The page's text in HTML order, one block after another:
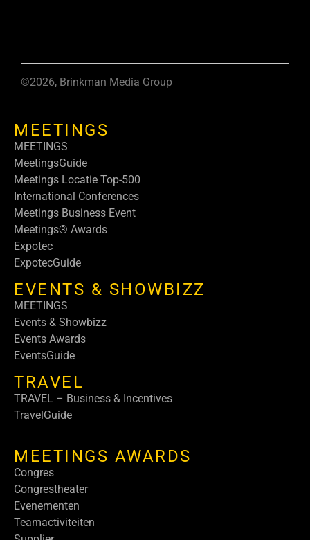
©2026, Brinkman Media Group
MEETINGS
MEETINGS
MeetingsGuide
Meetings Locatie Top-500
International Conferences
Meetings Business Event
Meetings® Awards
Expotec
ExpotecGuide
EVENTS & SHOWBIZZ
MEETINGS
Events & Showbizz
Events Awards
EventsGuide
TRAVEL
TRAVEL – Business & Incentives
TravelGuide
MEETINGS AWARDS
Congres
Congrestheater
Evenementen
Teamactiviteiten